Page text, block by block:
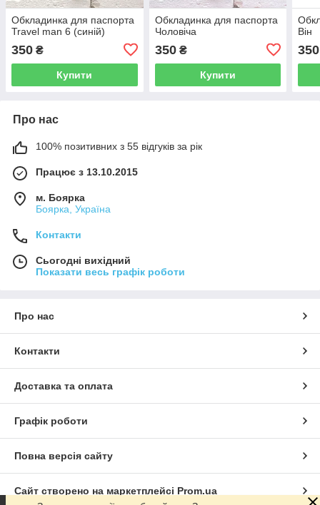
Обкладинка для паспорта
Travel man 6 (синій)
350 ₴
Купити
Обкладинка для паспорта
Чоловіча
350₴
Купити
Він
350
Про нас
100% позитивних з 55 відгуків за рік
Працює з 13.10.2015
м. Боярка
Боярка, Україна
Контакти
Сьогодні вихідний
Показати весь графік роботи
Про нас
Контакти
Доставка та оплата
Графік роботи
Повна версія сайту
Сайт створено на маркетплейсі Prom.ua